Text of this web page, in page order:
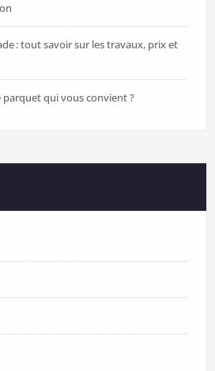
: tout savoir sur les travaux, prix et
qui vous convient ?